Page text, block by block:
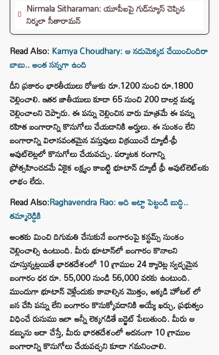
Nirmala Sitharaman: యూపీఐపై గుడ్‌న్యూస్ చెప్పిన
నిర్మలా సీతారామన్
Read Also: Kamya Choudhary: ఆ నడుమెక్కడ చేయించిందిరా
బాబు.. అంత సన్నగా ఉంది
దీని ప్రకారం భారతీయులు రోజుకు రూ.1200 నుంచి రూ.1800
చెల్లించాలి. ఇతర జాతీయులు కూడా 65 నుంచి 200 డాలర్ల మధ్య
చెల్లించాలని చెప్పారు. ఈ పన్ను చెల్లించిన వారు మాత్రమే ఈ పన్ను
రహిత బంగారాన్ని కొనుగోలు చేయడానికి అర్హులు. ఈ సుంకం లేని
బంగారాన్ని విలాసవంతమైన వస్తువులు విక్రయించే డ్యూటీ-ఫ్రీ
అవుట్‌లెట్లలో కొనుగోలు చేయవచ్చు. పర్యాటక రంగాన్ని
ప్రోత్సహించడమే ఏకైక లక్ష్యం కాబట్టి భూటాన్ డ్యూటీ ఫ్రీ అవుట్‌లెట్‌లకు
లాభం లేదు.
Read Also:Raghavendra Rao: అది అట్టా పెట్టండి బుద్ధి..
తమ్మారెడ్డికి
అంతకు మించి దిగుమతి చేసుకునే బంగారంపై కస్టమ్స్ సుంకం
చెల్లించాల్సి ఉంటుంది. మీరు భూటాన్‌లో బంగారం కొనాలని
చూస్తున్నట్లయితే భారతదేశంలో 10 గ్రాముల 24 క్యారెట్ల స్వచ్ఛమైన
బంగారం ధర రూ. 55,000 నుండి 56,000 వరకు ఉంటుంది.
ముందుగా భూటాన్ వెళ్లేందుకు కావాల్సిన మొత్తం, అక్కడి హోటల్ లో
బస చేసి పన్ను లేని బంగారం కొనుక్కోవడానికి అయ్యే ఖర్చు, ప్రభుత్వం
విధించే రుసుము ఇలా అన్నీ లెక్కగడితే బడ్జెట్ పేలుతుంది. మీరు ఆ
డబ్బును ఆదా చేస్తే, మీరు భారతదేశంలో అదనంగా 10 గ్రాముల
బంగారాన్ని కొనుగోలు చేయవచ్చని కూడా గమనించాలి.